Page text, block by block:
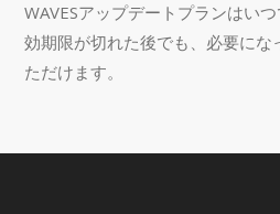
WAVESアップデートプランはい
効期限が切れた後でも、必要にな
ただけます。